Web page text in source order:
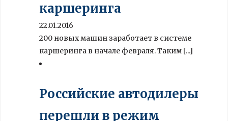
каршеринга
22.01.2016
200 новых машин заработает в системе
каршеринга в начале февраля. Таким [...]
Российские автодилеры
перешли в режим